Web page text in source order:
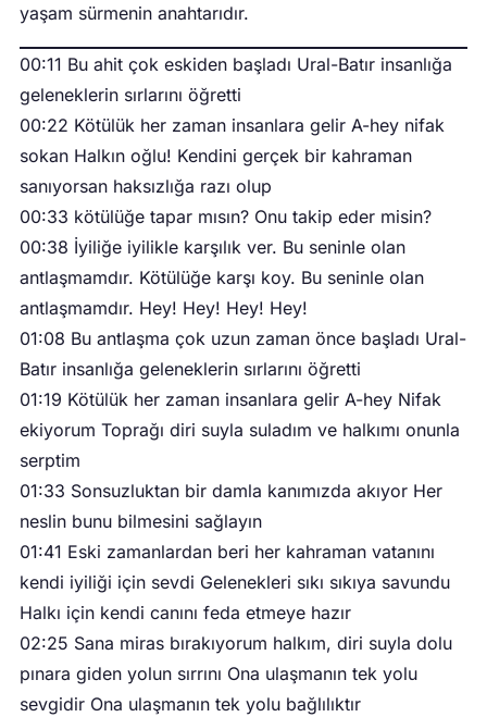
yaşam sürmenin anahtarıdır.
00:11 Bu ahit çok eskiden başladı Ural-Batır insanlığa
geleneklerin sırlarını öğretti
00:22 Kötülük her zaman insanlara gelir A-hey nifak
sokan Halkın oğlu! Kendini gerçek bir kahraman
sanıyorsan haksızlığa razı olup
00:33 kötülüğe tapar mısın? Onu takip eder misin?
00:38 İyiliğe iyilikle karşılık ver. Bu seninle olan
antlaşmamdır. Kötülüğe karşı koy. Bu seninle olan
antlaşmamdır. Hey! Hey! Hey! Hey!
01:08 Bu antlaşma çok uzun zaman önce başladı Ural-
Batır insanlığa geleneklerin sırlarını öğretti
01:19 Kötülük her zaman insanlara gelir A-hey Nifak
ekiyorum Toprağı diri suyla suladım ve halkımı onunla
serptim
01:33 Sonsuzluktan bir damla kanımızda akıyor Her
neslin bunu bilmesini sağlayın
01:41 Eski zamanlardan beri her kahraman vatanını
kendi iyiliği için sevdi Gelenekleri sıkı sıkıya savundu
Halkı için kendi canını feda etmeye hazır
02:25 Sana miras bırakıyorum halkım, diri suyla dolu
pınara giden yolun sırrını Ona ulaşmanın tek yolu
sevgidir Ona ulaşmanın tek yolu bağlılıktır